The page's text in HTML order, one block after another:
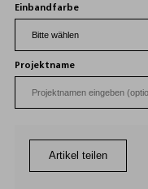
Einbandfarbe
Projektname
Artikel teilen